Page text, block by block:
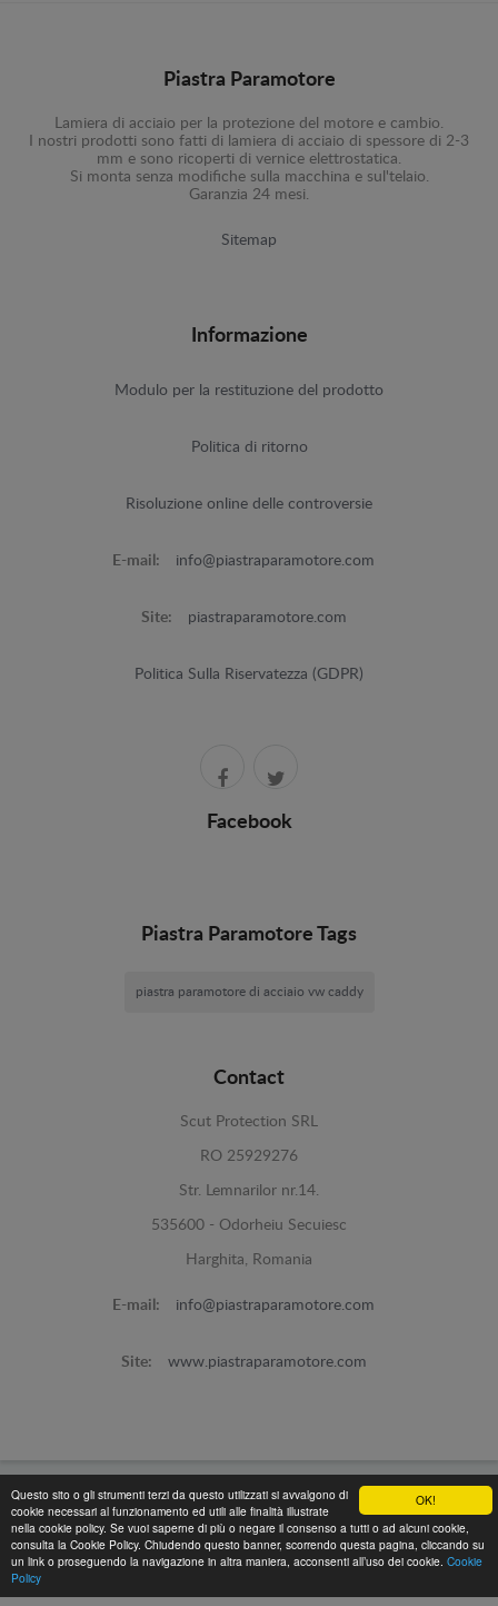
OK!
Questo sito o gli strumenti terzi da questo utilizzati si avvalgono di
cookie necessari al funzionamento ed utili alle finalità illustrate
nella cookie policy. Se vuoi saperne di più o negare il consenso a tutti o ad alcuni cookie,
consulta la Cookie Policy. Chiudendo questo banner, scorrendo questa pagina, cliccando su
un link o proseguendo la navigazione in altra maniera, acconsenti all’uso dei cookie. Cookie
Policy
Piastra Paramotore
Lamiera di acciaio per la protezione del motore e cambio.
I nostri prodotti sono fatti di lamiera di acciaio di spessore di 2-3
mm e sono ricoperti di vernice elettrostatica.
Si monta senza modifiche sulla macchina e sul'telaio.
Garanzia 24 mesi.
Sitemap
Informazione
Modulo per la restituzione del prodotto
Politica di ritorno
Risoluzione online delle controversie
E-mail: info@piastraparamotore.com
Site: piastraparamotore.com
Politica Sulla Riservatezza (GDPR)
Facebook
Piastra Paramotore Tags
piastra paramotore di acciaio vw caddy
Contact
Scut Protection SRL
RO 25929276
Str. Lemnarilor nr.14.
535600 - Odorheiu Secuiesc
Harghita, Romania
E-mail: info@piastraparamotore.com
Site: www.piastraparamotore.com
Piastra Paramotore di acciaio -
Programed Bylokopi WEB